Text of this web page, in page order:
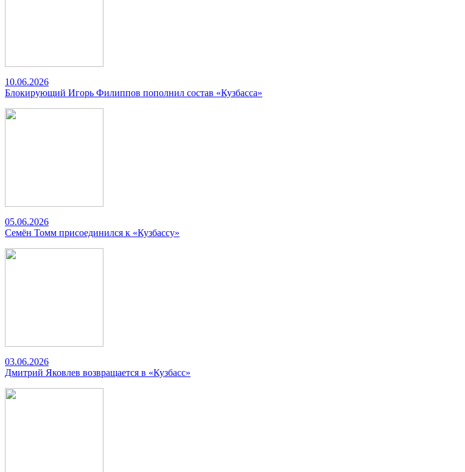
10.06.2026
Блокирующий Игорь Филиппов пополнил состав «Кузбасса»
05.06.2026
Семён Томм присоединился к «Кузбассу»
03.06.2026
Дмитрий Яковлев возвращается в «Кузбасс»